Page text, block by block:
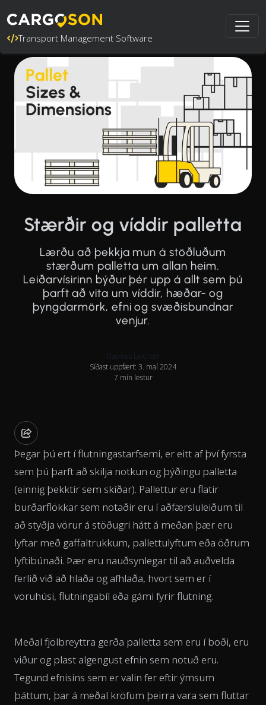
Transport Management Software
Stærðir og víddir palletta
Lærðu að þekkja mun á stöðluðum
stærðum palletta um allan heim.
Leiðarvísirinn býður þér upp á allt sem þú
þarft að vita um víddir, hæðar- og
þyngdarmörk, efni og svæðisbundnar
venjur.
Rasmus Leichter
Síðast uppfært: 3. maí 2024
7 mín lestur
Þegar þú ert í flutningastarfsemi, er eitt af því fyrsta
sem þú þarft að skilja notkun og þýðingu palletta
(einnig þekktir sem skíðar). Pallettur eru flatir
burðarflökkar sem notaðir eru í aðfærsluleiðum til
að styðja vörur á stöðugri hátt á meðan þær eru
lyftar með gaffaltrukkum, pallettulyftum eða öðrum
lyftibúnaði. Þær eru nauðsynlegar til að auðvelda
ferlið við að hlaða og afhlaða, hvort sem er í
vöruhúsi, flutningabíl eða gámi fyrir flutning.
Meðal fjölbreyttra gerða palletta sem eru í boði, eru
viður og plast algengust efnin sem notuð eru.
Tegund efnisins sem er valin fer eftir ýmsum
þáttum, þar á meðal kröfum þeirra vara sem fluttar